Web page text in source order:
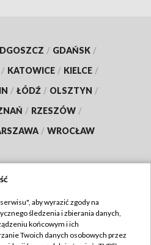
/ GDAŃSK /
/ KATOWICE / KIELCE /
/ ŁÓDŹ / OLSZTYN /
/ RZESZÓW /
/ WROCŁAW
TVP
TVP
aby wyrazić zgody na
śledzenia i zbierania danych,
końcowym i ich
Twoich danych osobowych przez